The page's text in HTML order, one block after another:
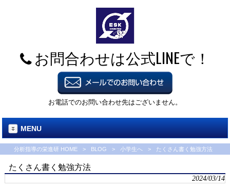
お問合わせは公式LINEで！
お電話でのお問い合わせ先はございません。
MENU
分析指導の栄進研 HOME > BLOG > 小学生へ > たくさん書く勉強方法
たくさん書く勉強方法
2024/03/14